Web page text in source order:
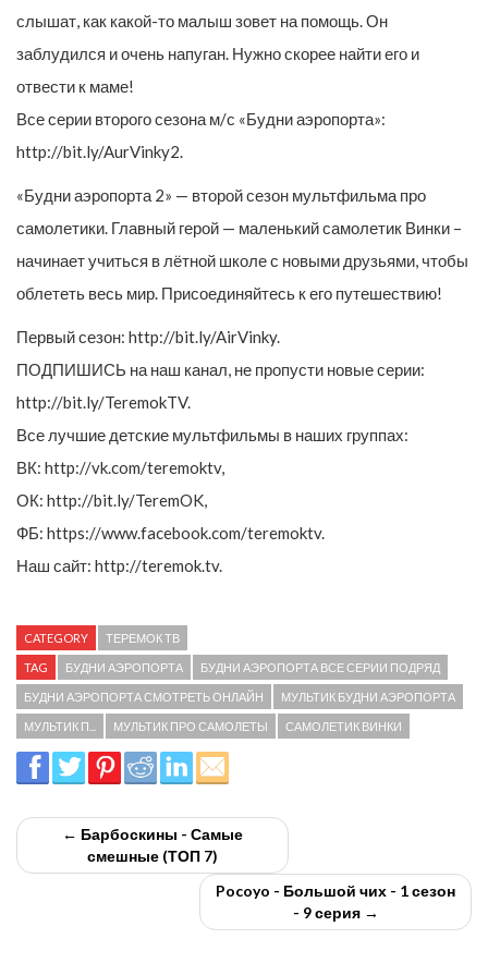
слышат, как какой-то малыш зовет на помощь. Он
заблудился и очень напуган. Нужно скорее найти его и
отвести к маме!
Все серии второго сезона м/с «Будни аэропорта»:
http://bit.ly/AurVinky2.
«Будни аэропорта 2» — второй сезон мультфильма про
самолетики. Главный герой — маленький самолетик Винки –
начинает учиться в лётной школе с новыми друзьями, чтобы
облететь весь мир. Присоединяйтесь к его путешествию!
Первый сезон: http://bit.ly/AirVinky.
ПОДПИШИСЬ на наш канал, не пропусти новые серии:
http://bit.ly/TeremokTV.
Все лучшие детские мультфильмы в наших группах:
ВК: http://vk.com/teremoktv,
ОК: http://bit.ly/TeremOK,
ФБ: https://www.facebook.com/teremoktv.
Наш сайт: http://teremok.tv.
CATEGORY ТЕРЕМОК ТВ
TAG БУДНИ АЭРОПОРТА БУДНИ АЭРОПОРТА ВСЕ СЕРИИ ПОДРЯД
БУДНИ АЭРОПОРТА СМОТРЕТЬ ОНЛАЙН МУЛЬТИК БУДНИ АЭРОПОРТА
МУЛЬТИК П... МУЛЬТИК ПРО САМОЛЕТЫ САМОЛЕТИК ВИНКИ
← Барбоскины - Самые
смешные (ТОП 7)
Pocoyo - Большой чих - 1 сезон
- 9 серия →